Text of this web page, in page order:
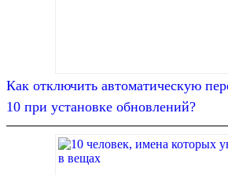
Как отключить автоматическую
10 при установке обновлений?